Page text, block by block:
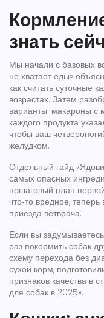
знать
Мы начали с базовых
не хватает еды»
как считать суточные
возрастах. Затем
варианты: макароны с
каждого продукта
чтобы ваш
желудком.
Отдельный гайд
самых опасных
пошаговый план
что‑то вредное,
приезда ветврача.
Если вы
раз покормить собак
схему перехода без
сухой корм,
признаков качества в
для собак в 2025».